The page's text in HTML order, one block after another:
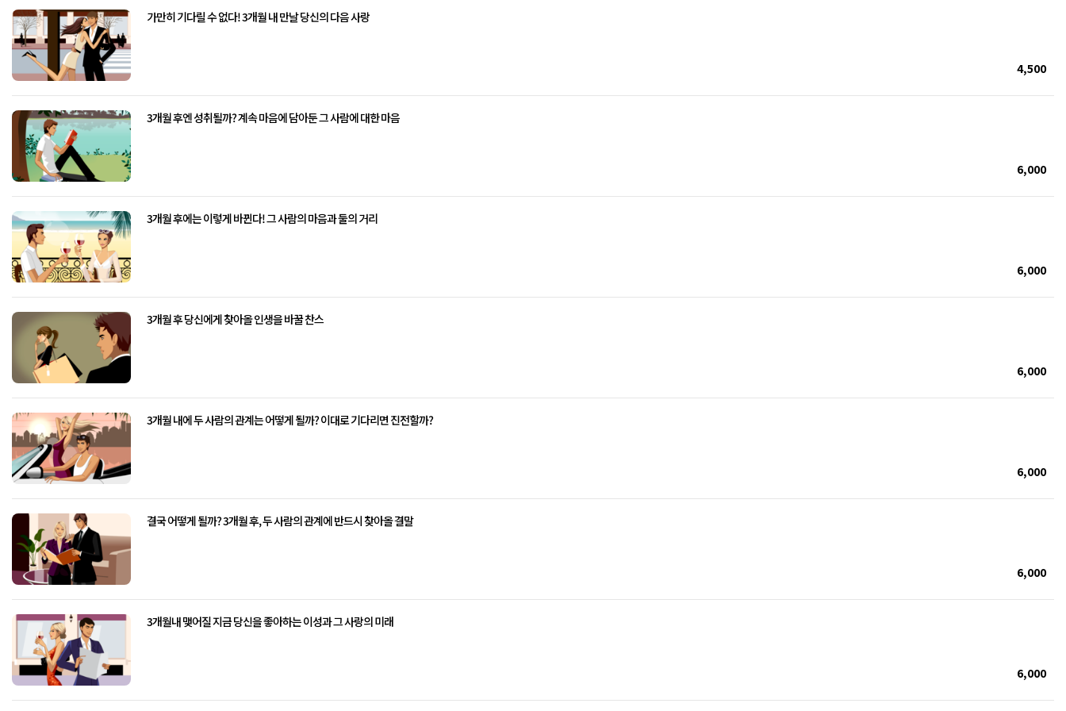
가만히 기다릴 수 없다! 3개월 내 만날 당신의 다음 사랑
4,500
3개월 후엔 성취될까? 계속 마음에 담아둔 그 사람에 대한 마음
6,000
3개월 후에는 이렇게 바뀐다! 그 사람의 마음과 둘의 거리
6,000
3개월 후 당신에게 찾아올 인생을 바꿀 찬스
6,000
3개월 내에 두 사람의 관계는 어떻게 될까? 이대로 기다리면 진전할까?
6,000
결국 어떻게 될까? 3개월 후, 두 사람의 관계에 반드시 찾아올 결말
6,000
3개월내 맺어질 지금 당신을 좋아하는 이성과 그 사랑의 미래
6,000